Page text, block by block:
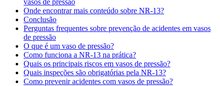
Onde encontrar mais conteúdo sobre NR-13?
Conclusão
Perguntas frequentes sobre prevenção de acidentes em vasos
de pressão
O que é um vaso de pressão?
Como funciona a NR-13 na prática?
Quais os principais riscos em vasos de pressão?
Quais inspeções são obrigatórias pela NR-13?
Como prevenir acidentes com vasos de pressão?